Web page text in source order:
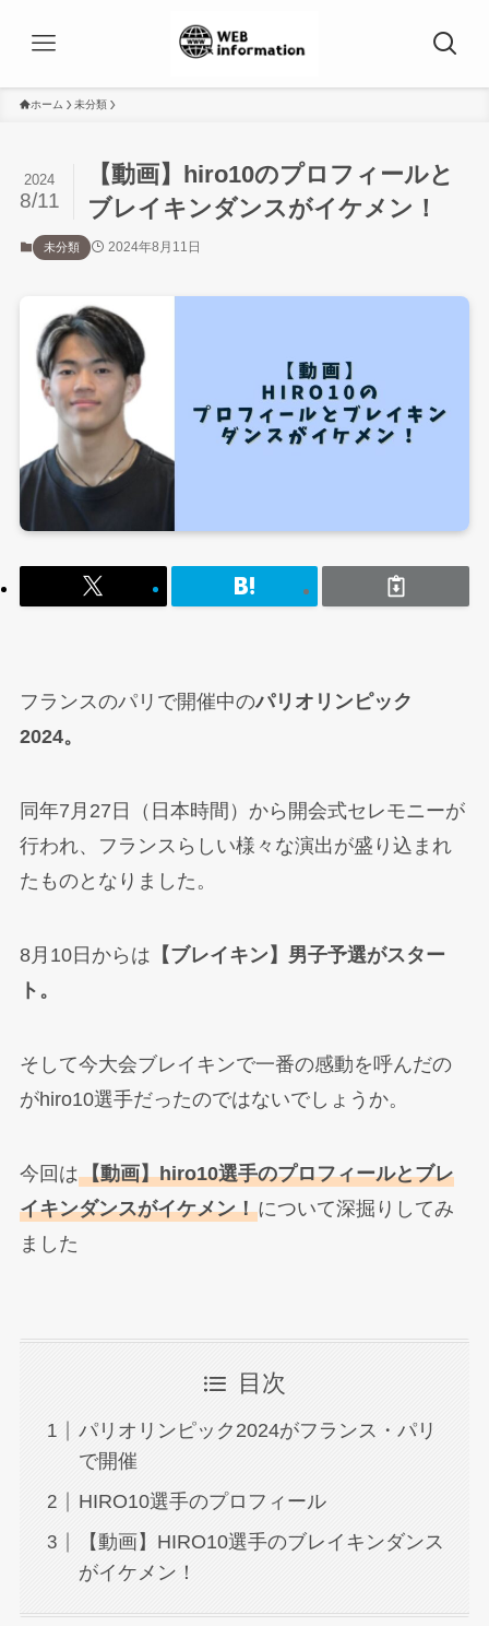
ホーム 未分類
【動画】hiro10のプロフィールと
ブレイキンダンスがイケメン！
2024
8/11
未分類 2024年8月11日
フランスのパリで開催中のパリオリンピック
2024。
同年7月27日（日本時間）から開会式セレモニーが
行われ、フランスらしい様々な演出が盛り込まれ
たものとなりました。
8月10日からは 【ブレイキン】男子予選がスター
ト。
そして今大会ブレイキンで一番の感動を呼んだの
がhiro10選手だったのではないでしょうか。
今回は【動画】hiro10選手のプロフィールとブレ
イキンダンスがイケメン！について深掘りしてみ
ました
目次
パリオリンピック2024がフランス・パリ
で開催
HIRO10選手のプロフィール
【動画】HIRO10選手のブレイキンダンス
がイケメン！